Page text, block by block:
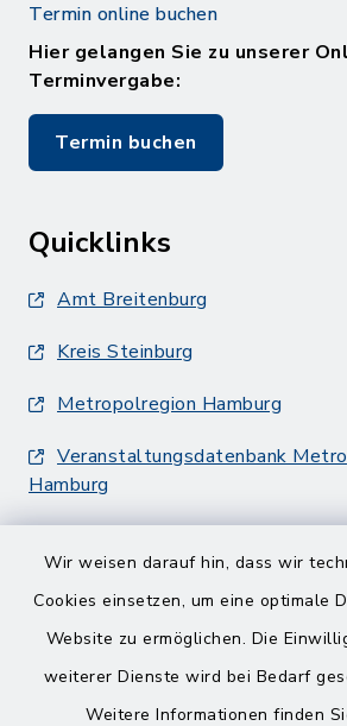
Wir weisen darauf hin, dass wir
Cookies einsetzen, um eine optimale
Website zu ermöglichen. Die
weiterer Dienste wird bei Bedarf
Weitere Informationen finden
Termin online buchen
Hier gelangen Sie zu unserer
Terminvergabe:
Termin buchen
Quicklinks
Amt Breitenburg
Kreis Steinburg
Metropolregion Hamburg
Veranstaltungsdatenbank
Hamburg